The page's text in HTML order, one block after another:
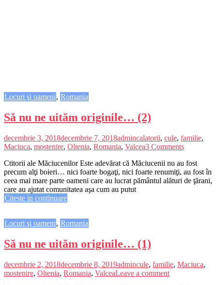
Locuri şi oameni, Romania
Să nu ne uităm originile… (2)
decembrie 3, 2018decembrie 7, 2018admincalatorii, cule, familie,
Maciuca, mostenire, Oltenia, Romania, Valcea3 Comments
Ctitorii ale Măciucenilor Este adevărat că Măciucenii nu au fost
precum alţi boieri… nici foarte bogaţi, nici foarte renumiţi, au fost în
ceea mai mare parte oameni care au lucrat pământul alături de ţărani,
care au ajutat comunitatea aşa cum au putut
Citeste in continuare
Locuri şi oameni, Romania
Să nu ne uităm originile… (1)
decembrie 2, 2018decembrie 8, 2019admincule, familie, Maciuca,
mostenire, Oltenia, Romania, ValceaLeave a comment